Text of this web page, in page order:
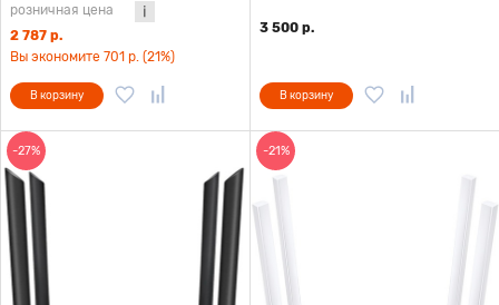
розничная цена
2 787 р.
Вы экономите 701 р. (21%)
В корзину
3 500 р.
В корзину
-27% -21%